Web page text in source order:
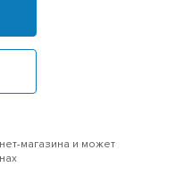
магазина и может